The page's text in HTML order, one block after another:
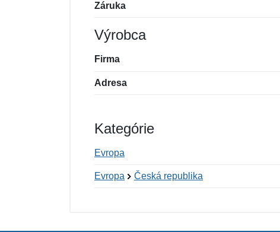
Záruka
Výrobca
Firma
Adresa
Kategórie
Evropa
Evropa Česká republika